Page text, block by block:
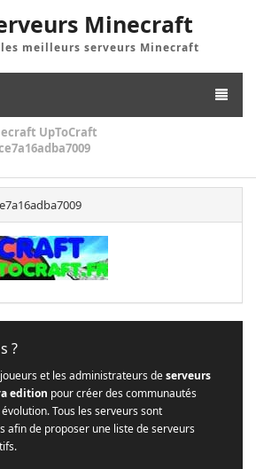
Minecraft
les meilleurs serveurs Minecraft
UpToCraft
?
et les administrateurs deserveurs
edition pour créer des communautés
Tous les serveurs sont
afin de proposer une liste de serveurs